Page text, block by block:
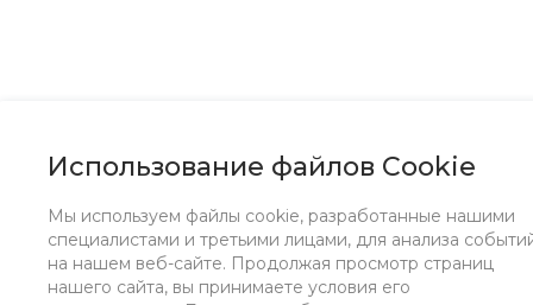
Использование файлов Cookie
Мы используем файлы cookie, разработанные нашими
специалистами и третьими лицами, для анализа
на нашем веб-сайте. Продолжая просмотр страниц
нашего сайта, вы принимаете условия его